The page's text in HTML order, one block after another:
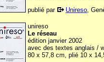
publié par
Unireso,
unireso
Le réseau
édition janvier 2002
avec des textes anglais /
80 x 57,8 cm, plié 10 x